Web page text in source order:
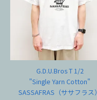
G.D.U.Bros T 1/2
"Single Yarn Cotton"
SASSAFRAS（ササフラス）